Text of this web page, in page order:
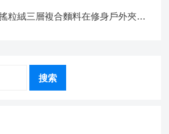
粒絨三層複合麵料在修身戶外夾克
搜索